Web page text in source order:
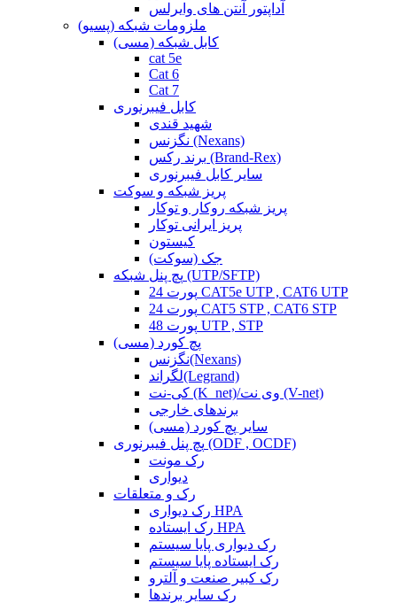
آداپتور آنتن های وایرلس
ملزومات شبکه (پسیو)
کابل شبکه (مسی)
cat 5e
Cat 6
Cat 7
کابل فیبرنوری
شهید قندی
نگزنس (Nexans)
برند رکس (Brand-Rex)
سایر کابل فیبرنوری
پریز شبکه و سوکت
پریز شبکه روکار و توکار
پریز ایرانی توکار
کیستون
جک (سوکت)
پچ پنل شبکه (UTP/SFTP)
24 پورت CAT5e UTP , CAT6 UTP
24 پورت CAT5 STP , CAT6 STP
48 پورت UTP , STP
پچ کورد (مسی)
نگزنس(Nexans)
لگراند(Legrand)
کی-نت (K_net)/وی نت (V-net)
برندهای خارجی
سایر پچ کورد (مسی)
پچ پنل فیبرنوری (ODF , OCDF)
رک مونت
دیواری
رک و متعلقات
رک دیواری HPA
رک ایستاده HPA
رک دیواری پایا سیستم
رک ایستاده پایا سیستم
رک کبیر صنعت و آلترو
رک سایر برندها